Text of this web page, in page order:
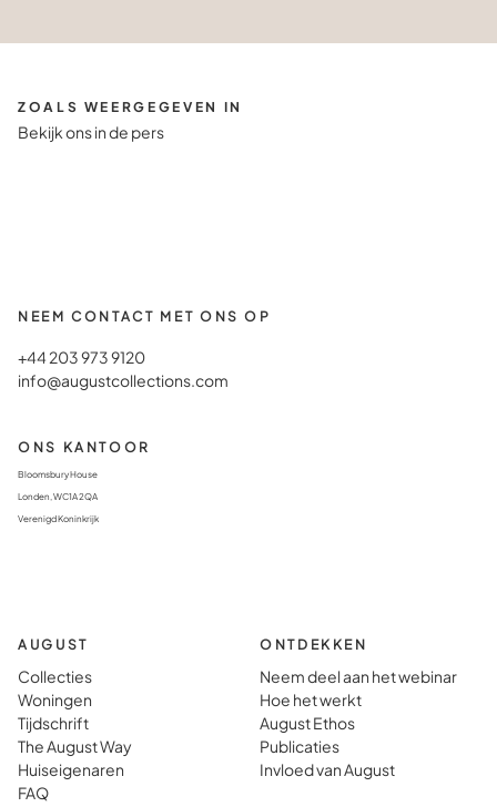
ZOALS WEERGEGEVEN IN
Bekijk ons in de pers
NEEM CONTACT MET ONS OP
+44 203 973 9120
info@augustcollections.com
ONS KANTOOR
Bloomsbury House
Londen, WC1A 2QA
Verenigd Koninkrijk
AUGUST
Collecties
Woningen
Tijdschrift
The August Way
Huiseigenaren
FAQ
ONTDEKKEN
Neem deel aan het webinar
Hoe het werkt
August Ethos
Publicaties
Invloed van August